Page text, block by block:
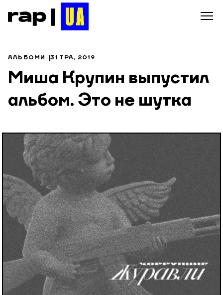
АЛЬБОМИ 31 ТРА, 2019
Миша Крупин выпустил
альбом. Это не шутка